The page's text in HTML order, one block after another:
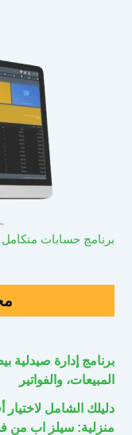
برنامج حسابات متكامل
برنامج إدارة صيدلية
المبيعات، والفواتير
دليلك الشامل
منزلية: سيلز اب من